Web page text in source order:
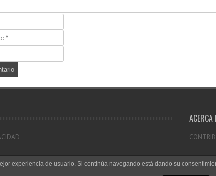
ACERCA
experiencia de usuario. Si continúa navegando está dando su